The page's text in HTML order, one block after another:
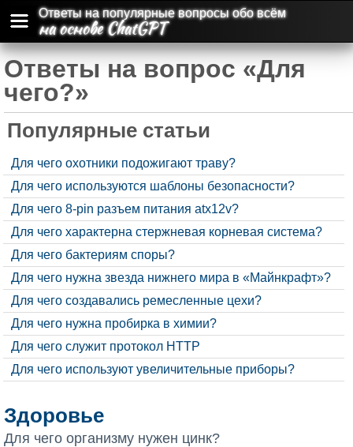
Ответы на популярные вопросы обо всём
на основе ChatGPT
Ответы на вопрос «Для
чего?»
Популярные статьи
Для чего охотники подожигают траву?
Для чего используются шаблоны безопасности?
Для чего 8-pin разъем питания atx12v?
Для чего характерна стержневая корневая система?
Для чего бактериям споры?
Для чего нужна звезда нижнего мира в «Майнкрафт»?
Для чего создавались ремесленные цехи?
Для чего нужна пробирка в химии?
Для чего служит протокол HTTP
Для чего используют увеличительные приборы?
Здоровье
Для чего организму нужен цинк?